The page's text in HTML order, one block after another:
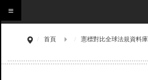
首頁 憲標對比全球法規資料庫